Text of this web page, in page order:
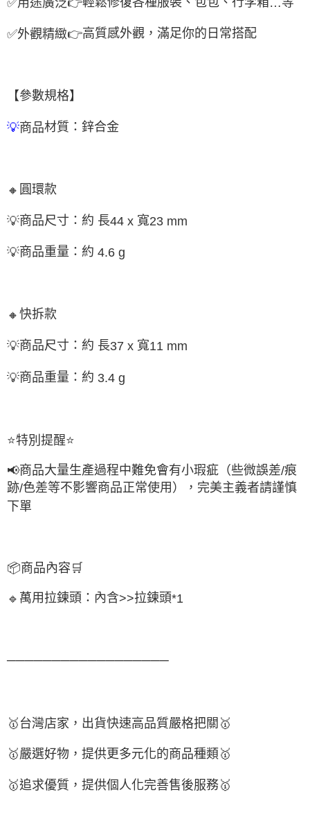
…
✅外觀精緻👉高質感外觀，滿足你的日常搭配
【參數規格】
💡商品材質：鋅合金
🔸 圓環款
💡商品尺寸：約 長44 x 寬23 mm
💡商品重量：約 4.6 g
🔸 快拆款
💡商品尺寸：約 長37 x 寬11 mm
💡商品重量：約 3.4 g
⭐特別提醒⭐
📢商品大量生產過程中難免會有小瑕疵（些微誤差/痕
跡/色差等不影響商品正常使用），完美主義者請謹慎
下單
📦商品內容 🛒
🔹 萬用拉鍊頭：內含>>拉鍊頭*1
──────────────────
🥇 台灣店家，出貨快速高品質嚴格把關 🥇
🥇嚴選好物，提供更多元化的商品種類 🥇
🥇追求優質，提供個人化完善售後服務🥇